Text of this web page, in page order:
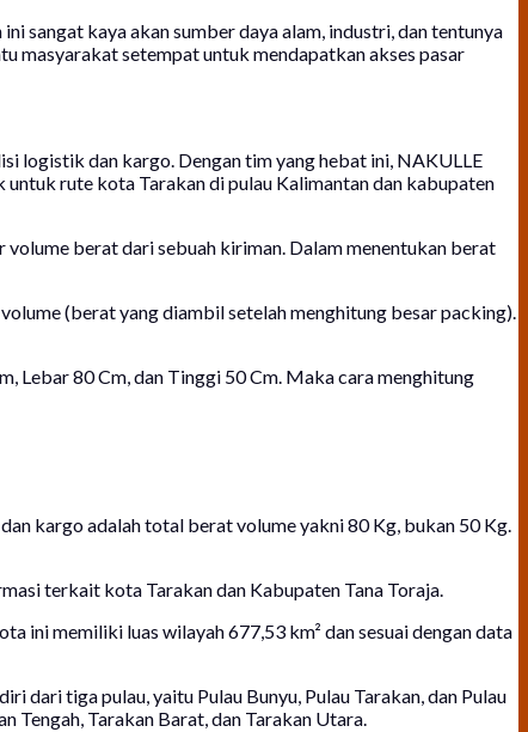
sangat kaya akan sumber daya alam, industri, dan tentunya
masyarakat setempat untuk mendapatkan akses pasar
logistik dan kargo. Dengan tim yang hebat ini, NAKULLE
rute kota Tarakan di pulau Kalimantan dan kabupaten
berat dari sebuah kiriman. Dalam menentukan berat
(berat yang diambil setelah menghitung besar packing).
Lebar 80 Cm, dan Tinggi 50 Cm. Maka cara menghitung
kargo adalah total berat volume yakni 80 Kg, bukan 50 Kg.
terkait kota Tarakan dan Kabupaten Tana Toraja.
ini memiliki luas wilayah 677,53 km² dan sesuai dengan data
dari tiga pulau, yaitu Pulau Bunyu, Pulau Tarakan, dan Pulau
Tengah, Tarakan Barat, dan Tarakan Utara.